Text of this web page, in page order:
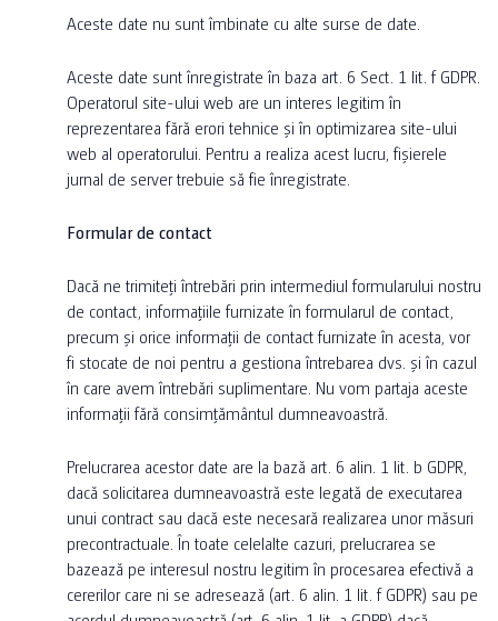
Aceste date nu sunt îmbinate cu alte surse de date.
Aceste date sunt înregistrate în baza art. 6 Sect. 1 lit. f GDPR.
Operatorul site-ului web are un interes legitim în
reprezentarea fără erori tehnice și în optimizarea site-ului
web al operatorului. Pentru a realiza acest lucru, fișierele
jurnal de server trebuie să fie înregistrate.
Formular de contact
Dacă ne trimiteți întrebări prin intermediul formularului nostru
de contact, informațiile furnizate în formularul de contact,
precum și orice informații de contact furnizate în acesta, vor
fi stocate de noi pentru a gestiona întrebarea dvs. și în cazul
în care avem întrebări suplimentare. Nu vom partaja aceste
informații fără consimțământul dumneavoastră.
Prelucrarea acestor date are la bază art. 6 alin. 1 lit. b GDPR,
dacă solicitarea dumneavoastră este legată de executarea
unui contract sau dacă este necesară realizarea unor măsuri
precontractuale. În toate celelalte cazuri, prelucrarea se
bazează pe interesul nostru legitim în procesarea efectivă a
cererilor care ni se adresează (art. 6 alin. 1 lit. f GDPR) sau pe